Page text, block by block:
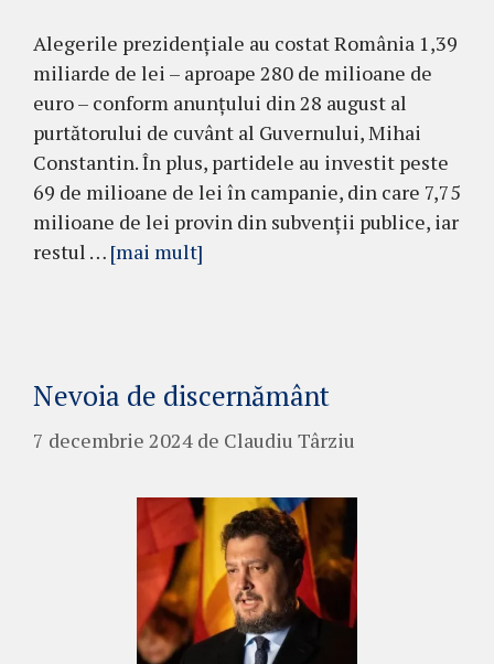
Alegerile prezidențiale au costat România 1,39
miliarde de lei – aproape 280 de milioane de
euro – conform anunțului din 28 august al
purtătorului de cuvânt al Guvernului, Mihai
Constantin. În plus, partidele au investit peste
69 de milioane de lei în campanie, din care 7,75
milioane de lei provin din subvenții publice, iar
restul … [mai mult]
Nevoia de discernământ
7 decembrie 2024 de Claudiu Târziu